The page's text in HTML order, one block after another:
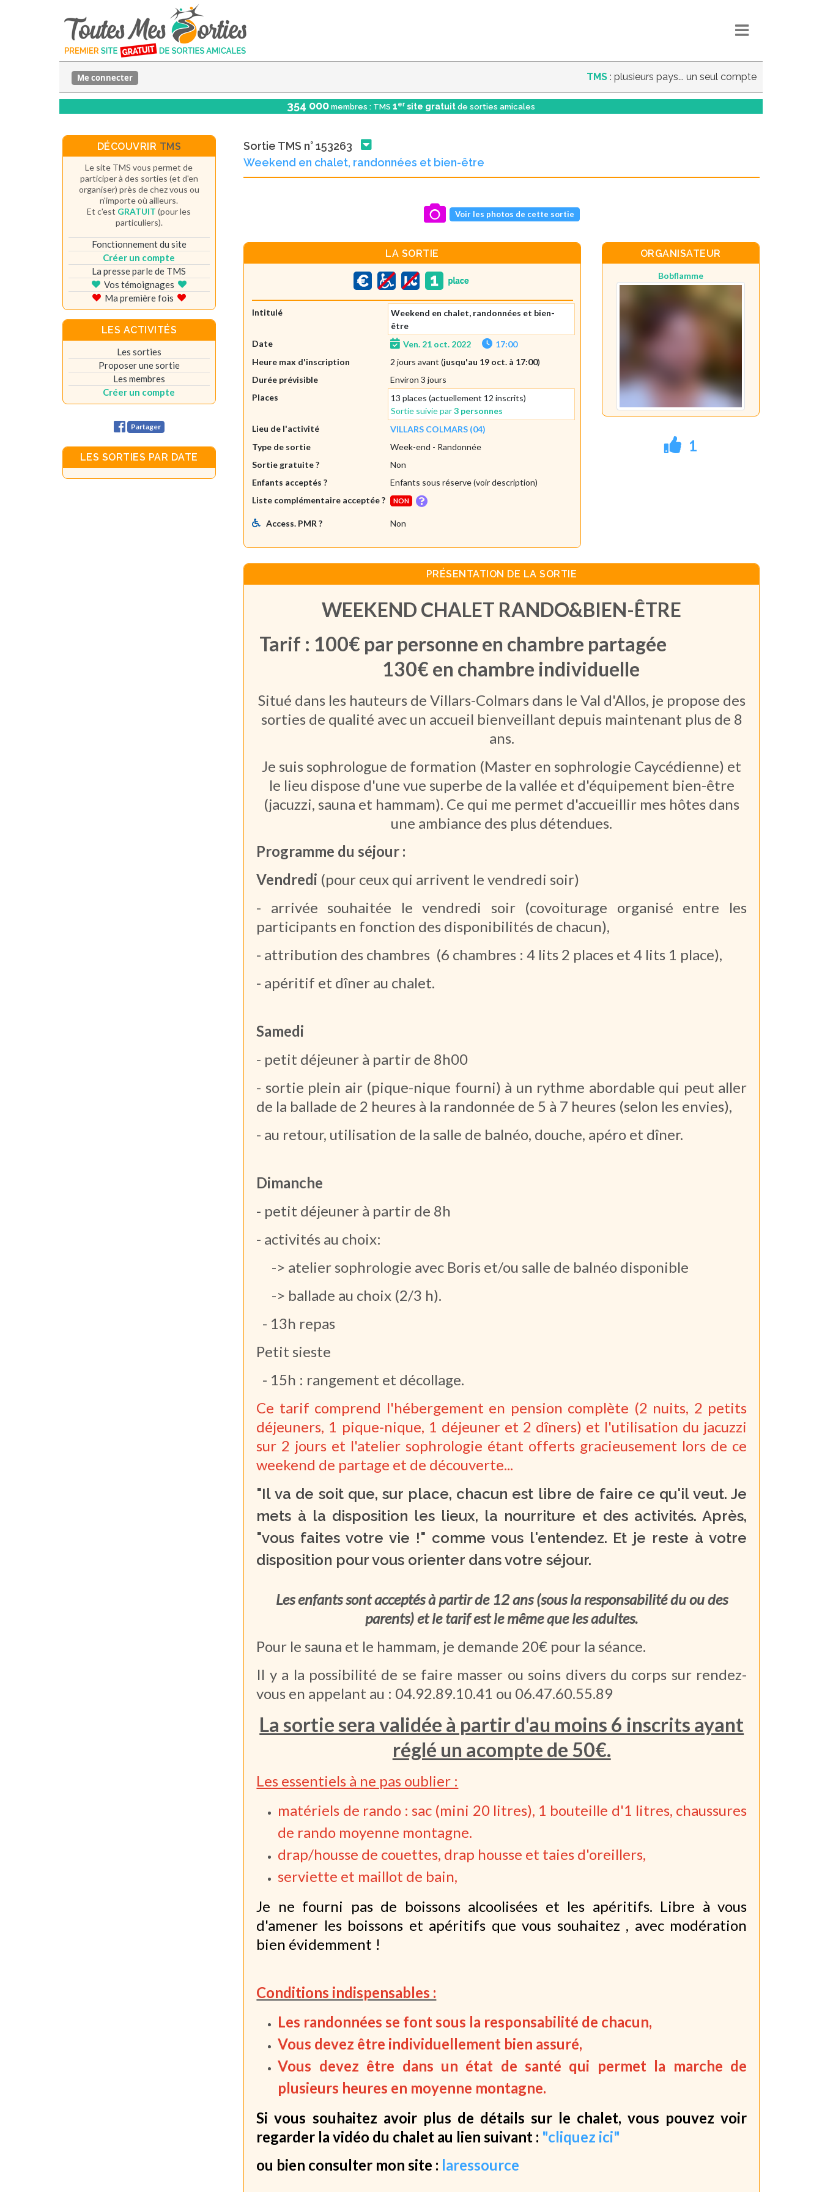
TMS : plusieurs pays... un seul compte
Me connecter
354 000 membres : TMS 1er site gratuit de sorties amicales
Sortie TMS n° 153263
Weekend en chalet, randonnées et bien-être
Voir les photos de cette sortie
LA SORTIE
Intitulé
Weekend en chalet, randonnées et bien-
être
Date
Ven. 21 oct. 2022
17:00
Heure max d'inscription
2 jours avant (jusqu'au 19 oct. à 17:00)
Durée prévisible
Environ 3 jours
Places
13 places (actuellement 12 inscrits)
Sortie suivie par3 personnes
Lieu de l'activité
VILLARS COLMARS (04)
Type de sortie
Week-end - Randonnée
Sortie gratuite ?
Non
Enfants acceptés ?
Enfants sous réserve (voir description)
Liste complémentaire acceptée ?
NON
Access. PMR ? Non
ORGANISATEUR
Bobflamme
1
PRÉSENTATION DE LA SORTIE
WEEKEND CHALET RANDO&BIEN-ÊTRE
Tarif : 100€ par personne en chambre partagée
130€ en chambre individuelle
Situé dans les hauteurs de Villars-Colmars dans le Val d'Allos, je propose des
sorties de qualité avec un accueil bienveillant depuis maintenant plus de 8
ans.
Je suis sophrologue de formation (Master en sophrologie Caycédienne) et
le lieu dispose d'une vue superbe de la vallée et d'équipement bien-être
(jacuzzi, sauna et hammam). Ce qui me permet d'accueillir mes hôtes dans
une ambiance des plus détendues.
Programme du séjour :
Vendredi (pour ceux qui arrivent le vendredi soir)
- arrivée souhaitée le vendredi soir (covoiturage organisé entre les
participants en fonction des disponibilités de chacun),
- attribution des chambres (6 chambres : 4 lits 2 places et 4 lits 1 place),
- apéritif et dîner au chalet.
Samedi
- petit déjeuner à partir de 8h00
- sortie plein air (pique-nique fourni) à un rythme abordable qui peut aller
de la ballade de 2 heures à la randonnée de 5 à 7 heures (selon les envies),
- au retour, utilisation de la salle de balnéo, douche, apéro et dîner.
Dimanche
- petit déjeuner à partir de 8h
- activités au choix:
-> atelier sophrologie avec Boris et/ou salle de balnéo disponible
-> ballade au choix (2/3 h).
- 13h repas
Petit sieste
- 15h : rangement et décollage.
Ce tarif comprend l'hébergement en pension complète (2 nuits, 2 petits
déjeuners, 1 pique-nique, 1 déjeuner et 2 dîners) et l'utilisation du jacuzzi
sur 2 jours et l'atelier sophrologie étant offerts gracieusement lors de ce
weekend de partage et de découverte...
"Il va de soit que, sur place, chacun est libre de faire ce qu'il veut. Je
mets à la disposition les lieux, la nourriture et des activités. Après,
"vous faites votre vie !" comme vous l'entendez. Et je reste à votre
disposition pour vous orienter dans votre séjour.
Les enfants sont acceptés à partir de 12 ans (sous la responsabilité du ou des
parents) et le tarif est le même que les adultes.
Pour le sauna et le hammam, je demande 20€ pour la séance.
Il y a la possibilité de se faire masser ou soins divers du corps sur rendez-
vous en appelant au : 04.92.89.10.41 ou 06.47.60.55.89
La sortie sera validée à partir d'au moins 6 inscrits ayant
réglé un acompte de 50€.
Les essentiels à ne pas oublier :
matériels de rando : sac (mini 20 litres), 1 bouteille d'1 litres, chaussures
de rando moyenne montagne.
drap/housse de couettes, drap housse et taies d'oreillers,
serviette et maillot de bain,
Je ne fourni pas de boissons alcoolisées et les apéritifs. Libre à vous
d'amener les boissons et apéritifs que vous souhaitez , avec modération
bien évidemment !
Conditions indispensables :
Les randonnées se font sous la responsabilité de chacun,
Vous devez être individuellement bien assuré,
Vous devez être dans un état de santé qui permet la marche de
plusieurs heures en moyenne montagne.
Si vous souhaitez avoir plus de détails sur le chalet, vous pouvez voir
regarder la vidéo du chalet au lien suivant : "cliquez ici"
ou bien consulter mon site : laressource
DÉCOUVRIR TMS
Le site TMS vous permet de
participer à des sorties (et d'en
organiser) près de chez vous ou
n'importe où ailleurs.
Et c'est GRATUIT (pour les
particuliers).
Fonctionnement du site
Créer un compte
La presse parle de TMS
Vos témoignages
Ma première fois
LES ACTIVITÉS
Les sorties
Proposer une sortie
Les membres
Créer un compte
Partager
LES SORTIES PAR DATE